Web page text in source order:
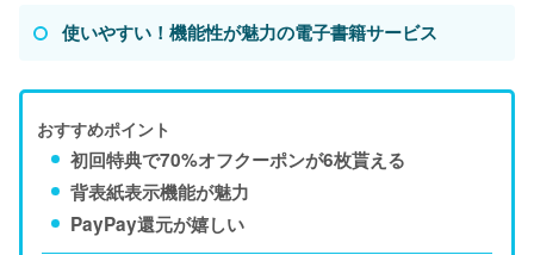
使いやすい！機能性が魅力の電子書籍サービス
おすすめポイント
初回特典で70%オフクーポンが6枚貰える
背表紙表示機能が魅力
PayPay還元が嬉しい